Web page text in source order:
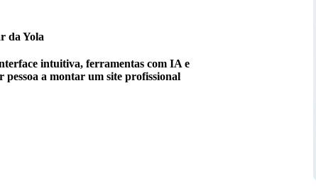
da Yola
intuitiva, ferramentas com IA e
a montar um site profissional